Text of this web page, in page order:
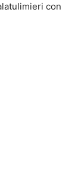
con